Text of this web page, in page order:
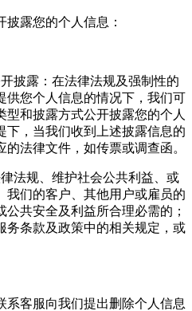
露您的个人信息：
披露：在法律法规及强制性的
供您个人信息的情况下，我们可
和披露方式公开披露您的个人
下，当我们收到上述披露信息的
法律文件，如传票或调查函。
法规、维护社会公共利益、或
我们的客户、其他用户或雇员的
共安全及利益所合理必需的；
务条款及政策中的相关规定，或
系客服向我们提出删除个人信息